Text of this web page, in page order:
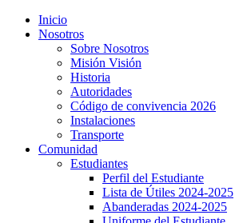
Inicio
Nosotros
Sobre Nosotros
Misión Visión
Historia
Autoridades
Código de convivencia 2026
Instalaciones
Transporte
Comunidad
Estudiantes
Perfil del Estudiante
Lista de Útiles 2024-2025
Abanderadas 2024-2025